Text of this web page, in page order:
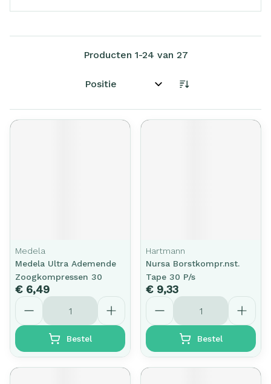
Producten 1-24 van 27
Sorteer op:
Medela
Medela Ultra Ademende
Zoogkompressen 30
€ 6,49
Aantal
Bestel
Hartmann
Nursa Borstkompr.nst.
Tape 30 P/s
€ 9,33
Aantal
Bestel